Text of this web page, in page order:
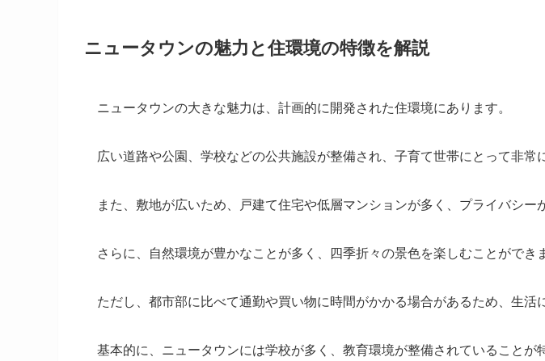
ニュータウンの魅力と住環境の特徴を解説
ニュータウンの大きな魅力は、計画的に開発された住環境にあります。
広い道路や公園、学校などの公共施設が整備され、子育て世帯にとって非常
また、敷地が広いため、戸建て住宅や低層マンションが多く、プライバシー
さらに、自然環境が豊かなことが多く、四季折々の景色を楽しむことができ
ただし、都市部に比べて通勤や買い物に時間がかかる場合があるため、生活
基本的に、ニュータウンには学校が多く、教育環境が整備されていること